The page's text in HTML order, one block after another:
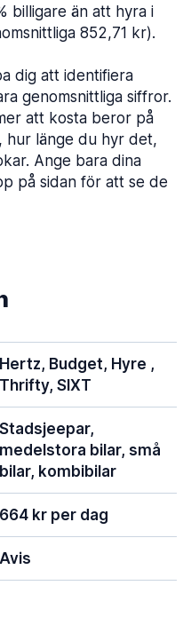
billigare än att hyra i
852,71 kr).
dig att identifiera
genomsnittliga siffror.
att kosta beror på
hur länge du hyr det,
Ange bara dina
på sidan för att se de
Hertz, Budget, Hyre ,
Thrifty, SIXT
Stadsjeepar,
medelstora bilar, små
bilar, kombibilar
664 kr per dag
Avis